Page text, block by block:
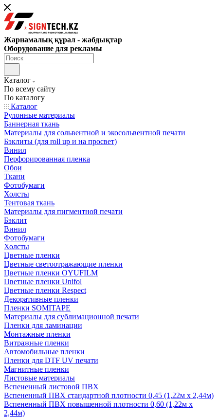
Жарнамалық құрал - жабдықтар
Оборудование для рекламы
Каталог
По всему сайту
По каталогу
Каталог
Рулонные материалы
Баннерная ткань
Материалы для сольвентной и экосольвентной печати
Бэклиты (для roll up и на просвет)
Винил
Перфорированная пленка
Обои
Ткани
Фотобумаги
Холсты
Тентовая ткань
Материалы для пигментной печати
Бэклит
Винил
Фотобумаги
Холсты
Цветные пленки
Цветные светоотражающие пленки
Цветные пленки OYUFILM
Цветные пленки Unifol
Цветные пленки Respect
Декоративные пленки
Пленки SOMITAPE
Материалы для сублимационной печати
Пленки для ламинации
Монтажные пленки
Витражные пленки
Автомобильные пленки
Пленки для DTF UV печати
Магнитные пленки
Листовые материалы
Вспененный листовой ПВХ
Вспененный ПВХ стандартной плотности 0,45 (1,22м х 2,44м)
Вспененный ПВХ повышенной плотности 0,60 (1,22м х
2,44м)